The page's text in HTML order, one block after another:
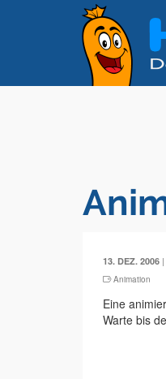
13. DEZ. 2006 |
Animation
Eine
Warte bis